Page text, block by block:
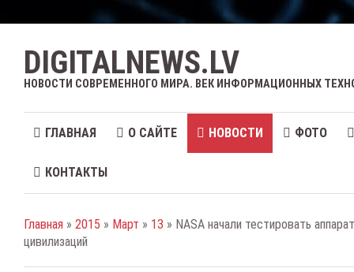
DIGITALNEWS.LV
НОВОСТИ СОВРЕМЕННОГО МИРА. ВЕК ИНФОРМАЦИОННЫХ
ГЛАВНАЯ О САЙТЕ НОВОСТИ ФОТО
КОНТАКТЫ
Главная » 2015 » Март » 13 » NASA начали тестировать
цивилизаций